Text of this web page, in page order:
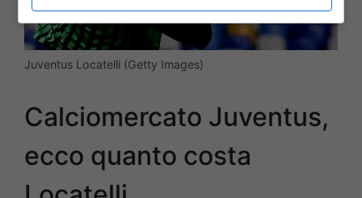
Juventus Locatelli (Getty Images)
Calciomercato Juventus,
ecco quanto costa